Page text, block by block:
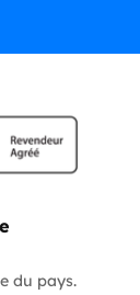
du pays.